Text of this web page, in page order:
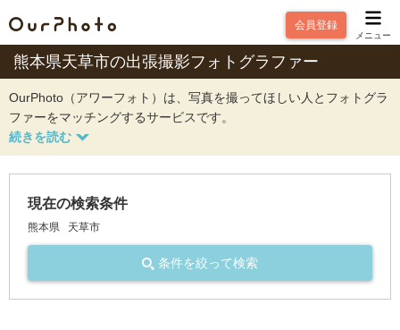
会員登録
メニュー
熊本県天草市の出張撮影フォトグラファー
OurPhoto（アワーフォト）は、写真を撮ってほしい人とフォトグラ
ファーをマッチングするサービスです。
現在の検索条件
熊本県 天草市
条件を絞って検索